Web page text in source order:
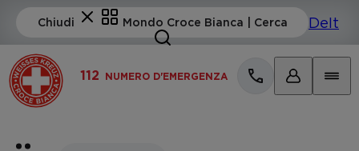
112 NUMERO D'EMERGENZA